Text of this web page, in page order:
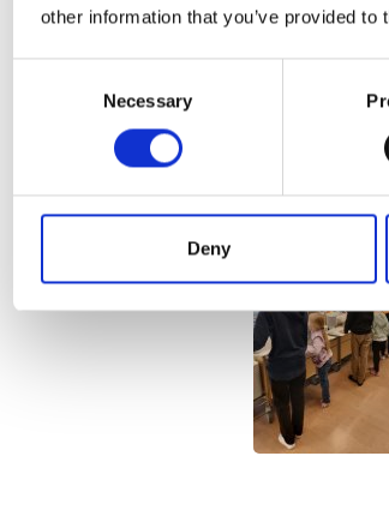
other information that you’ve provided
Necessary
Deny